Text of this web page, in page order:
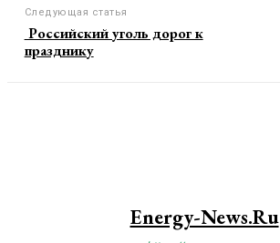
Следующая статья
Российский уголь дорог к
празднику
Energy-News.ru